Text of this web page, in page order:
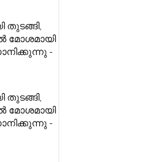
തുടങ്ങി,
മോശമായി
-
തുടങ്ങി,
മോശമായി
-